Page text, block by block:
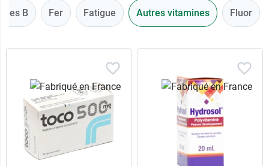
B Fer Fatigue Autres vitamines Fluor